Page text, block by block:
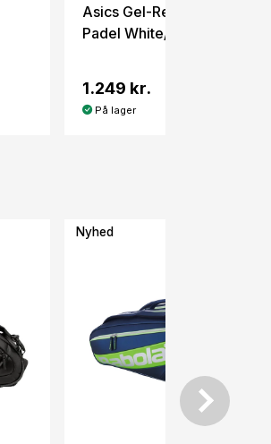
Asics Gel-Resolution X
Padel White/Steel Grey
1.249 kr.
På lager
Nyhed